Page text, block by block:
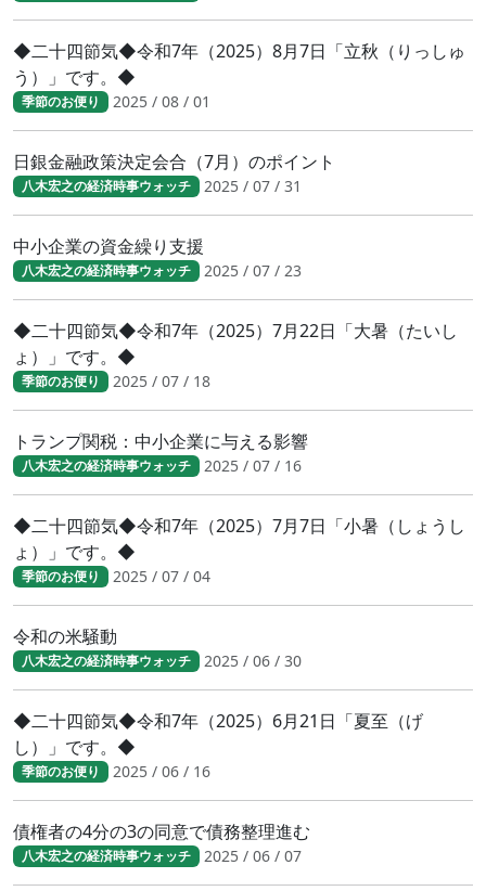
◆二十四節気◆令和7年（2025）8月7日「立秋（りっしゅ
う）」です。◆
季節のお便り 2025 / 08 / 01
日銀金融政策決定会合（7月）のポイント
八木宏之の経済時事ウォッチ 2025 / 07 / 31
中小企業の資金繰り支援
八木宏之の経済時事ウォッチ 2025 / 07 / 23
◆二十四節気◆令和7年（2025）7月22日「大暑（たいし
ょ）」です。◆
季節のお便り 2025 / 07 / 18
トランプ関税：中小企業に与える影響
八木宏之の経済時事ウォッチ 2025 / 07 / 16
◆二十四節気◆令和7年（2025）7月7日「小暑（しょうし
ょ）」です。◆
季節のお便り 2025 / 07 / 04
令和の米騒動
八木宏之の経済時事ウォッチ 2025 / 06 / 30
◆二十四節気◆令和7年（2025）6月21日「夏至（げ
し）」です。◆
季節のお便り 2025 / 06 / 16
債権者の4分の3の同意で債務整理進む
八木宏之の経済時事ウォッチ 2025 / 06 / 07